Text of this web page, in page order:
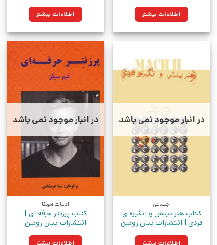
اطلاعات بیشتر اطلاعات بیشتر
در انبار موجود نمی باشد
اجتماعی
کتاب هنر بینش و انگیزه ی
فردی | انتشارات بیان روشن
اطلاعات بیشتر
در انبار موجود نمی باشد
ادبیات آمریکا
کتاب پرزنتر حرفه ای |
انتشارات بیان روشن
اطلاعات بیشتر